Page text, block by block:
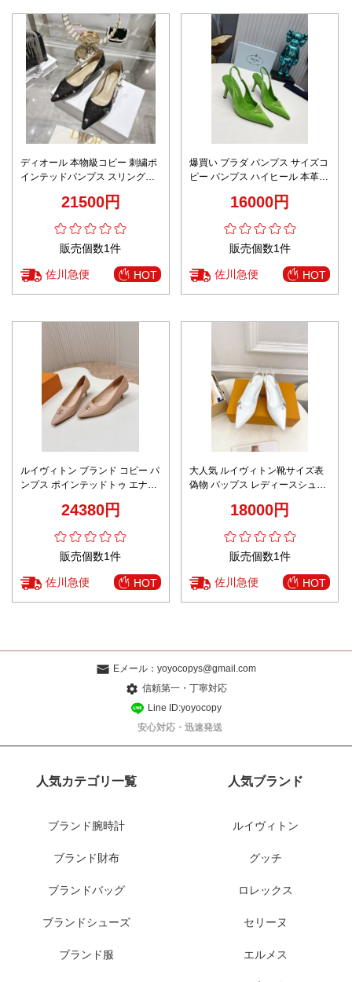
ディオール 本物級コピー 刺繍ポ
インテッドパンプス スリングバ
21500円
販売個数1件
佐川急便 HOT
爆買い プラダ パンプス サイズコ
ピー パンプス ハイヒール 本革 8
16000円
販売個数1件
佐川急便 HOT
ルイヴィトン ブランド コピー パ
ンプス ポインテッドトゥ エナメ
24380円
販売個数1件
佐川急便 HOT
大人気 ルイヴィトン靴サイズ表
偽物 パップス レディースシュー
ル ホワイト18000円
販売個数1件
佐川急便 HOT
Eメール： yoyocopys@gmail.com
信頼第一・丁寧対応
Line ID:yoyocopy
安心対応・迅速発送
人気カテゴリ一覧
ブランド腕時計
ブランド財布
ブランドバッグ
ブランドシューズ
ブランド服
人気ブランド
ルイヴィトン
グッチ
ロレックス
セリーヌ
エルメス